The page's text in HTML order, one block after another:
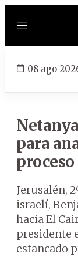
Menú
08 ago
para
proceso
Jerusalén,
israelí,
hacia El
presidente
estancado